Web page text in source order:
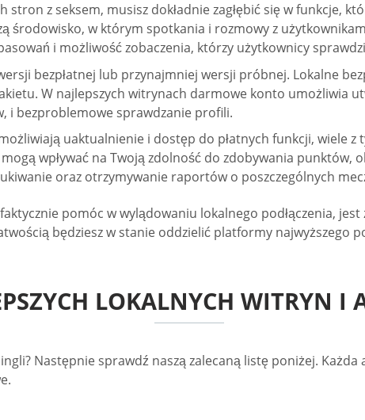
stron z seksem, musisz dokładnie zagłębić się w funkcje,
środowisko, w którym spotkania i rozmowy z
i możliwość zobaczenia, którzy użytkownicy
bezpłatnej lub przynajmniej wersji próbnej. Lokalne
W najlepszych witrynach darmowe konto umożliwia
i bezproblemowe sprawdzanie profili.
uaktualnienie i dostęp do płatnych funkcji, wiele
wpływać na Twoją zdolność do zdobywania
oraz otrzymywanie raportów o poszczególnych
pomóc w wylądowaniu lokalnego podłączenia, jest
będziesz w stanie oddzielić platformy najwyższego
LOKALNYCH WITRYN I
Następnie sprawdź naszą zalecaną listę poniżej.